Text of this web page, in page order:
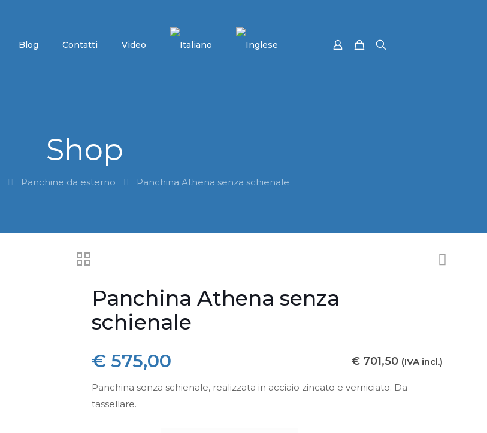
Blog Contatti Video
Shop
Panchine da esterno Panchina Athena senza schienale
Panchina Athena senza
schienale
€ 575,00 € 701,50 (IVA incl.)
Panchina senza schienale, realizzata in acciaio zincato e verniciato. Da
tassellare.